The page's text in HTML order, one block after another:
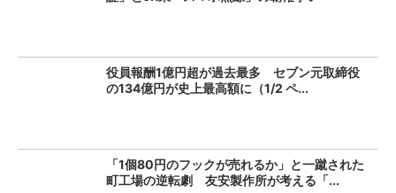
役員報酬1億円超が過去最多 セブン元取締役
の134億円が史上最高額に（1/2 ペ...
「1個80円のフックが売れるか」と一蹴された
町工場の逆転劇 友安製作所が考える「...